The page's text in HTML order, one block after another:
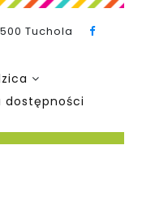
Tuchola
dostępności